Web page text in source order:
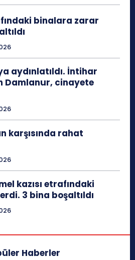
binalara zarar
aydınlatıldı. İntihar
Damlanur, cinayete
karşısında rahat
kazısı etrafındaki
3 bina boşaltıldı
Haberler